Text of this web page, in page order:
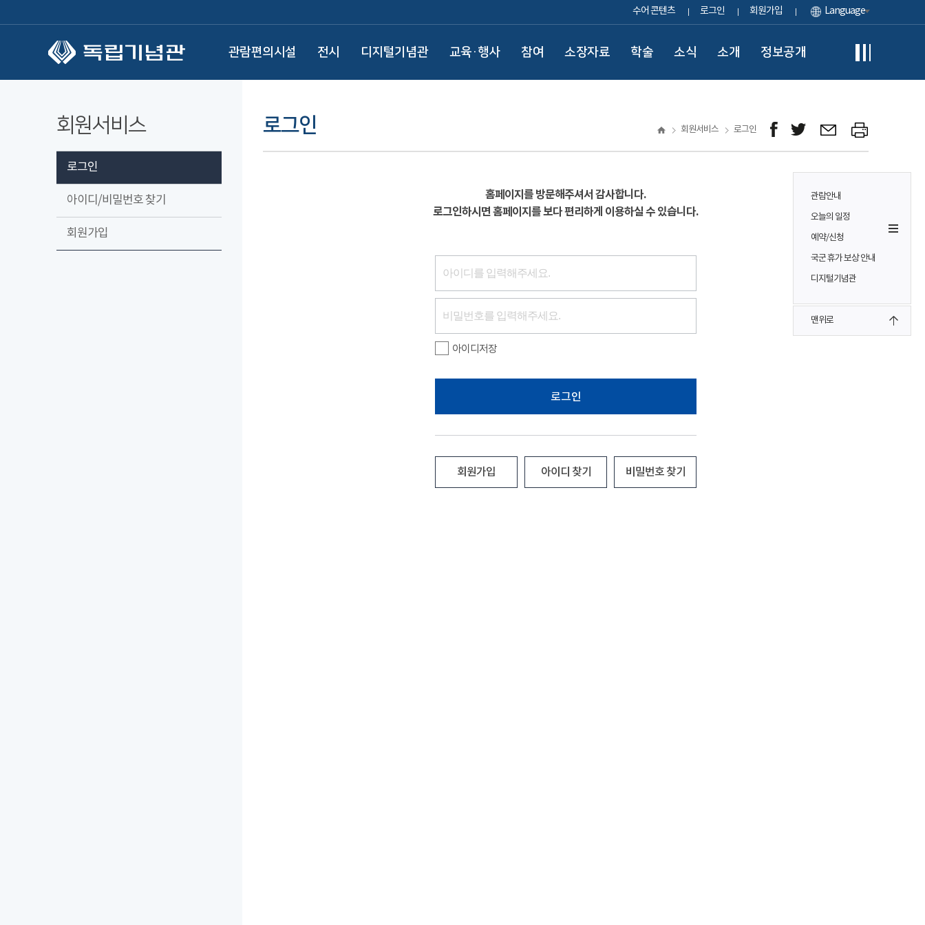
수어 콘텐츠 로그인 회원가입 Language
관람편의시설 전시 디지털기념관 교육·행사 참여 소장자료 학술 소식 소개 정보공개
관람안내
오늘의 일정
예약/신청
국군 휴가 보상 안내
디지털기념관
맨위로
회원서비스
로그인
아이디/비밀번호 찾기
회원가입
로그인 회원서비스 로그인
홈페이지를 방문해주셔서 감사합니다.
로그인하시면 홈페이지를 보다 편리하게 이용하실 수 있습니다.
아이디저장
로그인
회원가입 아이디 찾기 비밀번호 찾기